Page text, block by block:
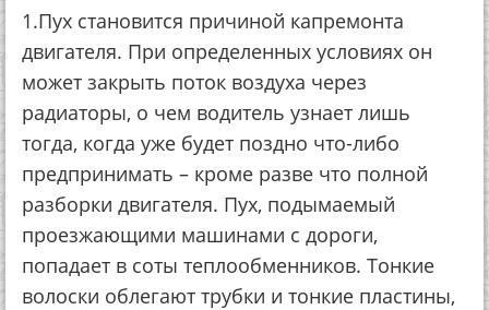
1.Пух становится причиной капремонта
двигателя. При определенных условиях он
может закрыть поток воздуха через
радиаторы, о чем водитель узнает лишь
тогда, когда уже будет поздно что-либо
предпринимать – кроме разве что полной
разборки двигателя. Пух, подымаемый
проезжающими машинами с дороги,
попадает в соты теплообменников. Тонкие
волоски облегают трубки и тонкие пластины,